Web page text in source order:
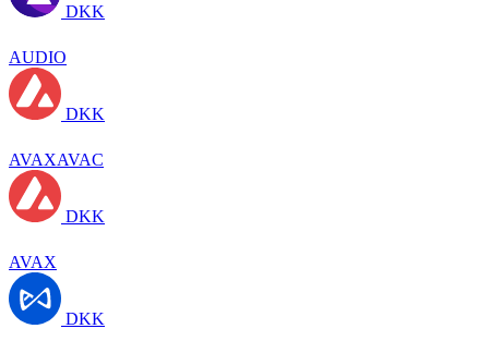
DKK
AUDIO
DKK
AVAXAVAC
DKK
AVAX
DKK